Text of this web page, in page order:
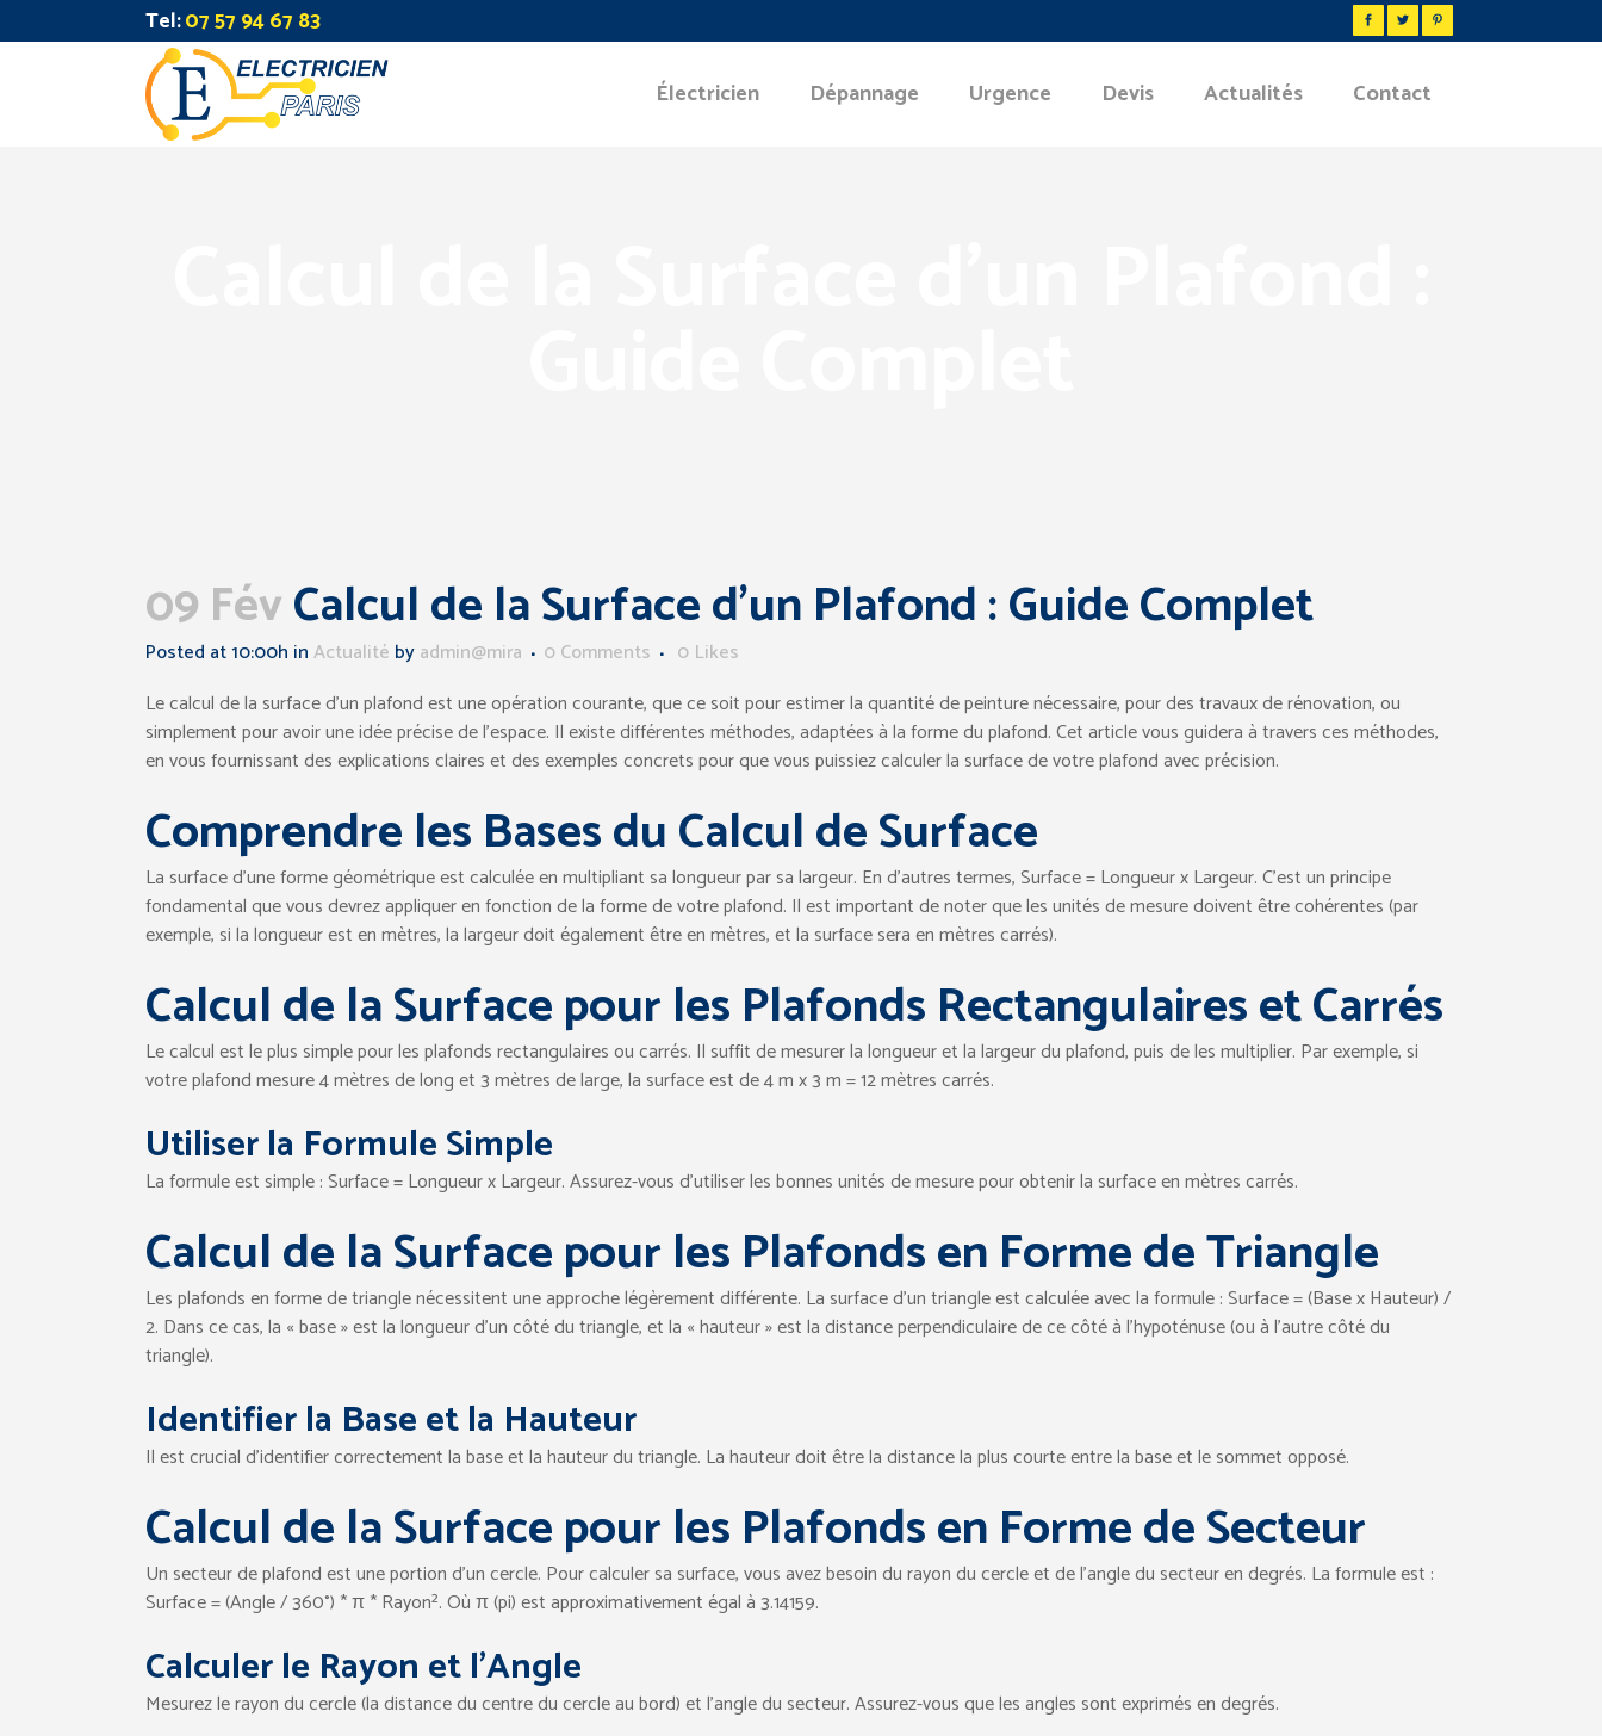
Tel:07 57 94 67 83
Électricien Dépannage Urgence Devis Actualités Contact
09 FévCalcul de la Surface d’un Plafond : Guide Complet
Posted at 10:00h inActualité byadmin@mira 0 Comments 0 Likes
Le calcul de la surface d’un plafond est une opération courante, que ce soit pour estimer la quantité de peinture nécessaire, pour des travaux de rénovation, ou
simplement pour avoir une idée précise de l’espace. Il existe différentes méthodes, adaptées à la forme du plafond. Cet article vous guidera à travers ces méthodes,
en vous fournissant des explications claires et des exemples concrets pour que vous puissiez calculer la surface de votre plafond avec précision.
Comprendre les Bases du Calcul de Surface
La surface d’une forme géométrique est calculée en multipliant sa longueur par sa largeur. En d’autres termes, Surface = Longueur x Largeur. C’est un principe
fondamental que vous devrez appliquer en fonction de la forme de votre plafond. Il est important de noter que les unités de mesure doivent être cohérentes (par
exemple, si la longueur est en mètres, la largeur doit également être en mètres, et la surface sera en mètres carrés).
Calcul de la Surface pour les Plafonds Rectangulaires et Carrés
Le calcul est le plus simple pour les plafonds rectangulaires ou carrés. Il suffit de mesurer la longueur et la largeur du plafond, puis de les multiplier. Par exemple, si
votre plafond mesure 4 mètres de long et 3 mètres de large, la surface est de 4 m x 3 m = 12 mètres carrés.
Utiliser la Formule Simple
La formule est simple : Surface = Longueur x Largeur. Assurez-vous d’utiliser les bonnes unités de mesure pour obtenir la surface en mètres carrés.
Calcul de la Surface pour les Plafonds en Forme de Triangle
Les plafonds en forme de triangle nécessitent une approche légèrement différente. La surface d’un triangle est calculée avec la formule : Surface = (Base x Hauteur) /
2. Dans ce cas, la « base » est la longueur d’un côté du triangle, et la « hauteur » est la distance perpendiculaire de ce côté à l’hypoténuse (ou à l’autre côté du
triangle).
Identifier la Base et la Hauteur
Il est crucial d’identifier correctement la base et la hauteur du triangle. La hauteur doit être la distance la plus courte entre la base et le sommet opposé.
Calcul de la Surface pour les Plafonds en Forme de Secteur
Un secteur de plafond est une portion d’un cercle. Pour calculer sa surface, vous avez besoin du rayon du cercle et de l’angle du secteur en degrés. La formule est :
Surface = (Angle / 360°) * π * Rayon². Où π (pi) est approximativement égal à 3.14159.
Calculer le Rayon et l’Angle
Mesurez le rayon du cercle (la distance du centre du cercle au bord) et l’angle du secteur. Assurez-vous que les angles sont exprimés en degrés.